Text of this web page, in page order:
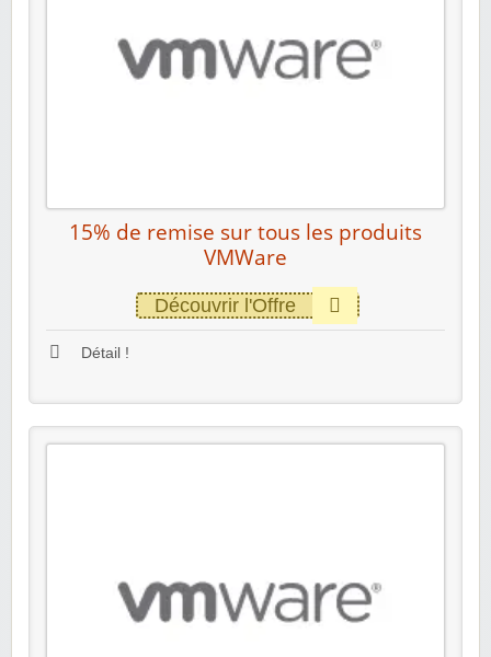
15% de remise sur tous les produits
VMWare
Découvrir l'Offre
Détail !